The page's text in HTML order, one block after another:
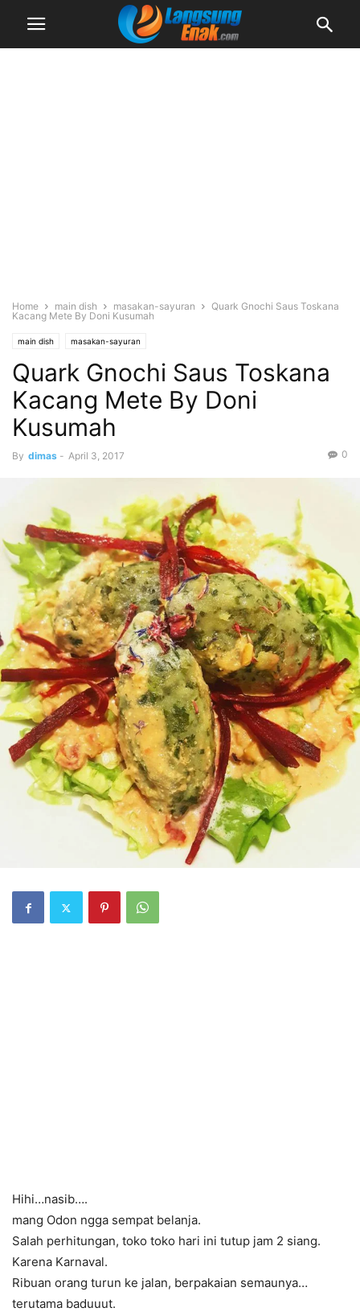
Home main dish masakan-sayuran
Quark Gnochi Saus Toskana
Kacang Mete By Doni Kusumah
main dish masakan-sayuran
Quark Gnochi Saus Toskana
Kacang Mete By Doni
Kusumah
By dimas - April 3, 2017 0
Hihi…nasib….
mang Odon ngga sempat belanja.
Salah perhitungan, toko toko hari ini tutup jam 2 siang.
Karena Karnaval.
Ribuan orang turun ke jalan, berpakaian semaunya…
terutama baduuut.